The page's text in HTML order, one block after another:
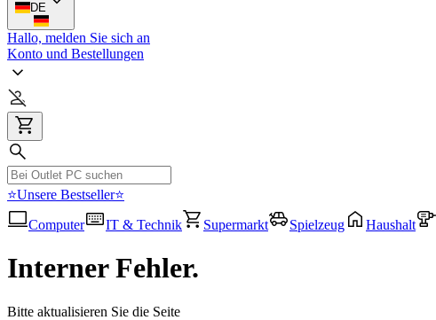
DE
Hallo, melden Sie sich an
Konto und Bestellungen
⭐Unsere Bestseller⭐
Computer
IT & Technik Supermarkt Spielzeug Haushalt
Interner Fehler.
Bitte aktualisieren Sie die Seite